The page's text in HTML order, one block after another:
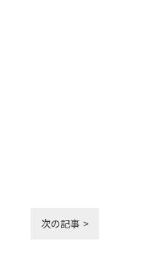
次の記事 >